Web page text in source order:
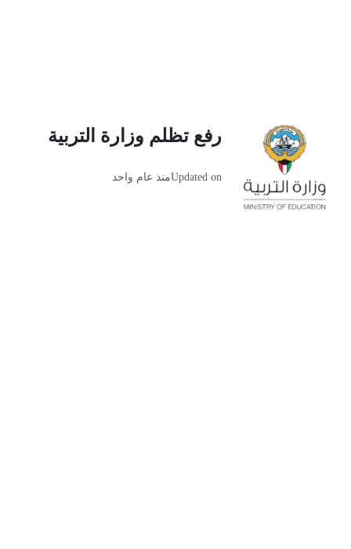
رفع تظلم وزارة التربية
Updated onمنذ عام واحد